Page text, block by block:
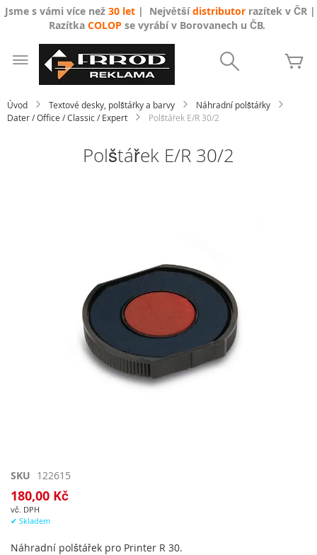
Jsme s vámi více než 30 let| Největšídistributorrazítek v ČR |
Razítka COLOP se vyrábí v Borovanech u ČB.
Přejít
na
obsah
Úvod Textové desky, polštářky a barvy
Náhradní polštářky
Dater / Office / Classic / Expert
Polštářek E/R 30/2
Polštářek E/R 30/2
Přeskočit
na
začátek
galerie
obrázky
SKU 122615
180,00 Kč
vč. DPH
✔ Skladem
Náhradní polštářek pro Printer R 30.